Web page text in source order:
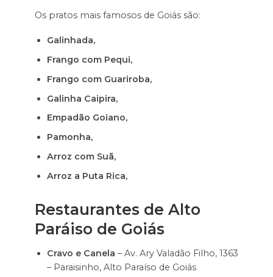
Os pratos mais famosos de Goiás são:
Galinhada,
Frango com Pequi,
Frango com Guariroba,
Galinha Caipira,
Empadão Goiano,
Pamonha,
Arroz com Suã,
Arroz a Puta Rica,
Restaurantes de Alto
Paráiso de Goiás
Cravo e Canela – Av. Ary Valadão Filho, 1363
– Paraisinho, Alto Paraíso de Goiás